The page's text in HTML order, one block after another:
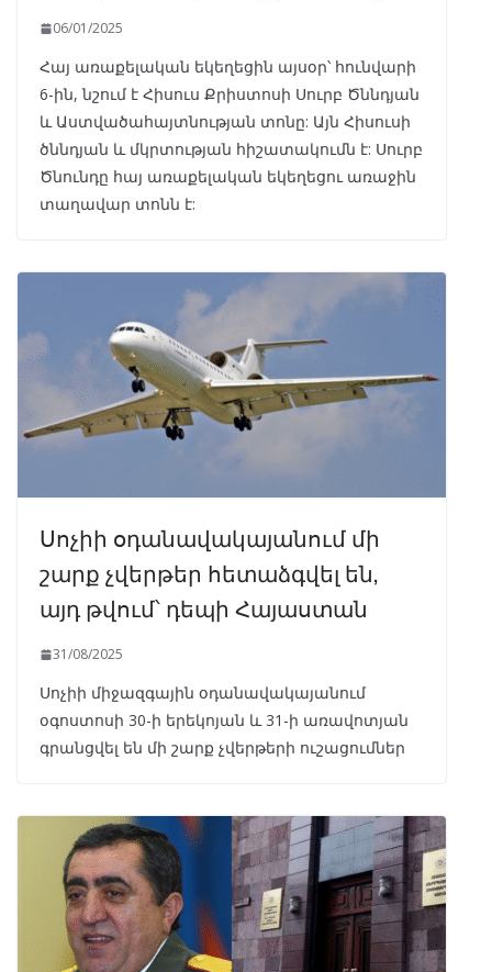
06/01/2025
Հայ առաքելական եկեղեցին այսօր՝ հունվարի
6-ին, նշում է Հիսուս Քրիստոսի Սուրբ Ծննդյան
և Աստվածահայտնության տոնը: Այն Հիսուսի
ծննդյան և մկրտության հիշատակումն է: Սուրբ
Ծնունդը հայ առաքելական եկեղեցու առաջին
տաղավար տոնն է:
Սոչիի օդանավակայանում մի
շարք չվերթեր հետաձգվել են,
այդ թվում՝ դեպի Հայաստան
31/08/2025
Սոչիի միջազգային օդանավակայանում
օգոստոսի 30-ի երեկոյան և 31-ի առավոտյան
գրանցվել են մի շարք չվերթերի ուշացումներ